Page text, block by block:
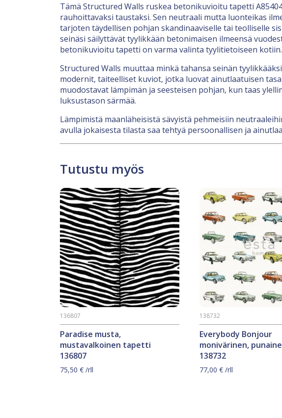
Tämä Structured Walls ruskea betonikuvioitu tapetti
rauhoittavaksi taustaksi. Sen neutraali mutta luonteikas
tarjoten täydellisen pohjan skandinaaviselle tai teolliselle
seinäsi säilyttävät tyylikkään betonimaisen ilmeensä
betonikuvioitu tapetti on varma valinta tyylitietoiseen kotiin.
Structured Walls muuttaa minkä tahansa seinän
modernit, taiteelliset kuviot, jotka luovat ainutlaatuisen
muodostavat lämpimän ja seesteisen pohjan, kun taas
luksustason särmää.
Lämpimistä maanläheisistä sävyistä pehmeisiin
avulla jokaisesta tilasta saa tehtyä persoonallisen ja
Tutustu myös
Paradise musta,
mustavalkoinen tapetti
136807
136807
75,50 € /rll
Everybody Bonjour
monivärinen,
138732
138732
77,00€ /rll